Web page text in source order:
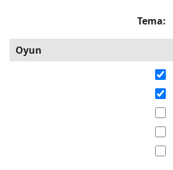
Tema
Oyun